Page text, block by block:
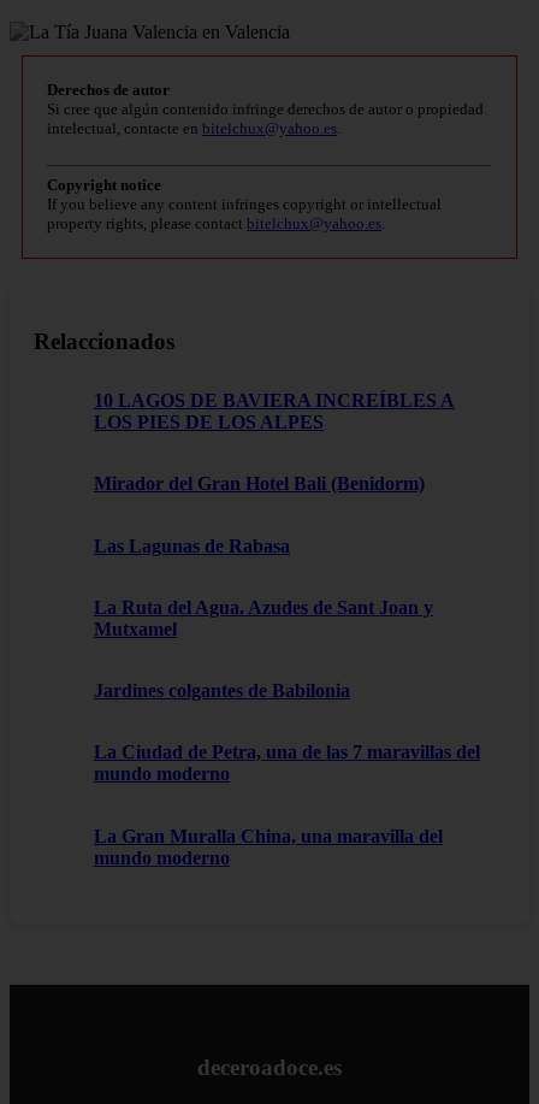
Derechos de autor
Si cree que algún contenido infringe derechos de autor o propiedad
intelectual, contacte en bitelchux@yahoo.es
Copyright notice
If you believe any content infringes copyright or intellectual
property rights, please contact bitelchux@yahoo.es
Relaccionados
10 LAGOS DE BAVIERA INCREÍBLES A
LOS PIES DE LOS ALPES
Mirador del Gran Hotel Bali (Benidorm)
Las Lagunas de Rabasa
La Ruta del Agua. Azudes de Sant Joan y
Mutxamel
Jardines colgantes de Babilonia
La Ciudad de Petra, una de las 7 maravillas del
mundo moderno
La Gran Muralla China, una maravilla del
mundo moderno
deceroadoce.es